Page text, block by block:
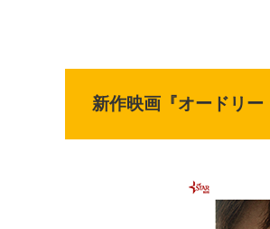
新作映画『オードリー